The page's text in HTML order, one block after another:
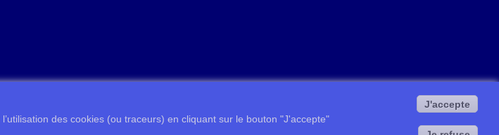
des cookies (ou traceurs) en cliquant sur le bouton "J'accepte"
J'accepte